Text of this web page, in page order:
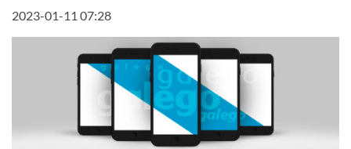
2023-01-11 07:28